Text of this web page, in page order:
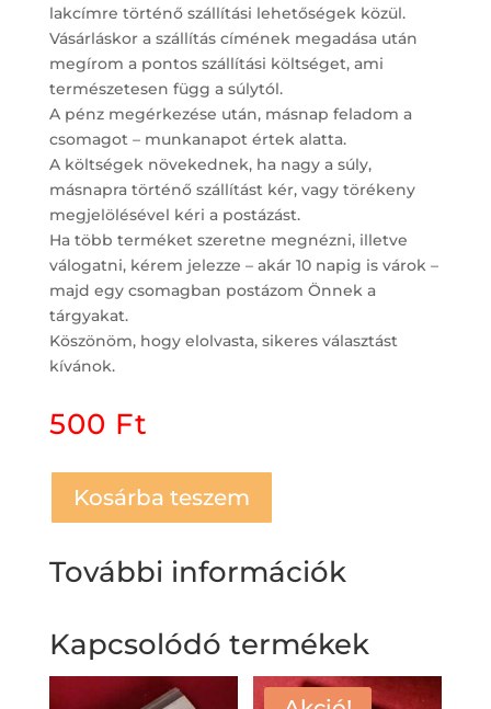
lakcímre történő szállítási lehetőségek közül.
Vásárláskor a szállítás címének megadása után
megírom a pontos szállítási költséget, ami
természetesen függ a súlytól.
A pénz megérkezése után, másnap feladom a
csomagot – munkanapot értek alatta.
A költségek növekednek, ha nagy a súly,
másnapra történő szállítást kér, vagy törékeny
megjelölésével kéri a postázást.
Ha több terméket szeretne megnézni, illetve
válogatni, kérem jelezze – akár 10 napig is várok –
majd egy csomagban postázom Önnek a
tárgyakat.
Köszönöm, hogy elolvasta, sikeres választást
kívánok.
500 Ft
Kosárba teszem
További információk
Kapcsolódó termékek